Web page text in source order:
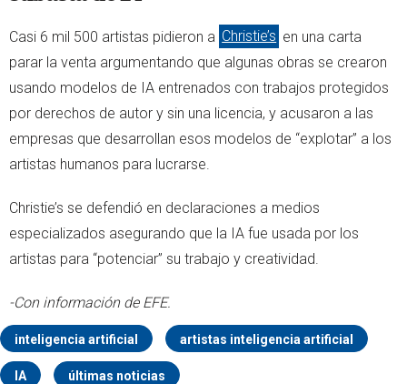
Casi 6 mil 500 artistas pidieron a Christie’s en una carta
parar la venta argumentando que algunas obras se crearon
usando modelos de IA entrenados con trabajos protegidos
por derechos de autor y sin una licencia, y acusaron a las
empresas que desarrollan esos modelos de “explotar” a los
artistas humanos para lucrarse.
Christie’s se defendió en declaraciones a medios
especializados asegurando que la IA fue usada por los
artistas para “potenciar” su trabajo y creatividad.
-Con información de EFE.
inteligencia artificial artistas inteligencia artificial
IA últimas noticias